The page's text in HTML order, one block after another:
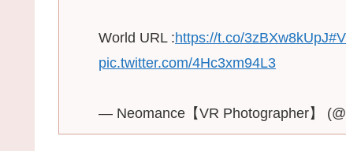
World URL :https://t.co/3zBXw8kUpJ
pic.twitter.com/4Hc3xm94L3
— Neomance【VR Photographer】